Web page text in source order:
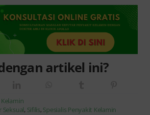
artikel ini?
Seksual, Sifilis, Spesialis Penyakit Kelamin